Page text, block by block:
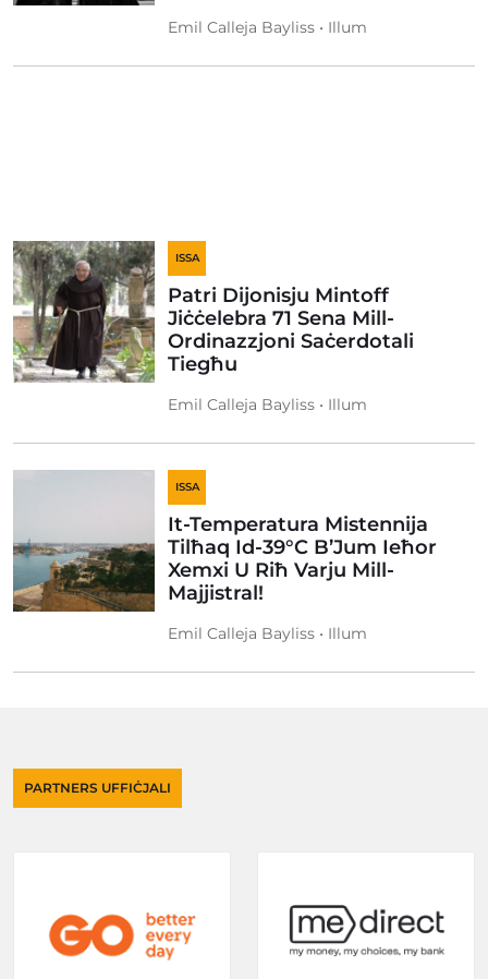
Emil Calleja Bayliss • Illum
ISSA
Patri Dijonisju Mintoff
Jiċċelebra 71 Sena Mill-
Ordinazzjoni Saċerdotali
Tiegħu
Emil Calleja Bayliss • Illum
ISSA
It-Temperatura Mistennija
Tilħaq Id-39°C B’Jum Ieħor
Xemxi U Riħ Varju Mill-
Majjistral!
Emil Calleja Bayliss • Illum
PARTNERS UFFIĊJALI